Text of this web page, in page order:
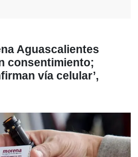
Aguascalientes
consentimiento;
vía celular’,